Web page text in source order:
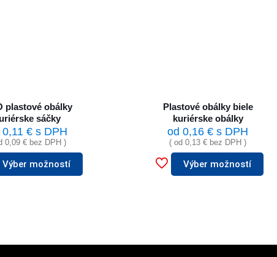
plastové obálky
sáčky
0,11€ s DPH
0,09 €bez DPH )
Výber možností
Plastové obálky biele
kuriérske obálky
od0,16€ s DPH
( od0,13€ bez DPH )
Výber možností